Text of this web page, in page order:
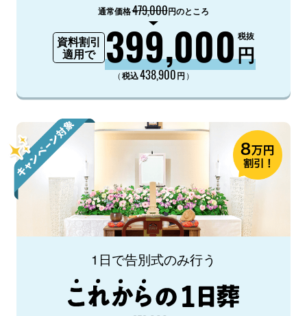
通常価格479,000円のところ
資料割引
適用で
399,000円
税抜
（税込438,900円 ）
1日で告別式のみ行う